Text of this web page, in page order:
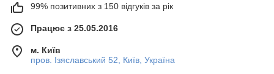
99% позитивних з 150 відгуків за рік
Працює з 25.05.2016
м. Київ
пров. Ізяславський 52, Київ, Україна